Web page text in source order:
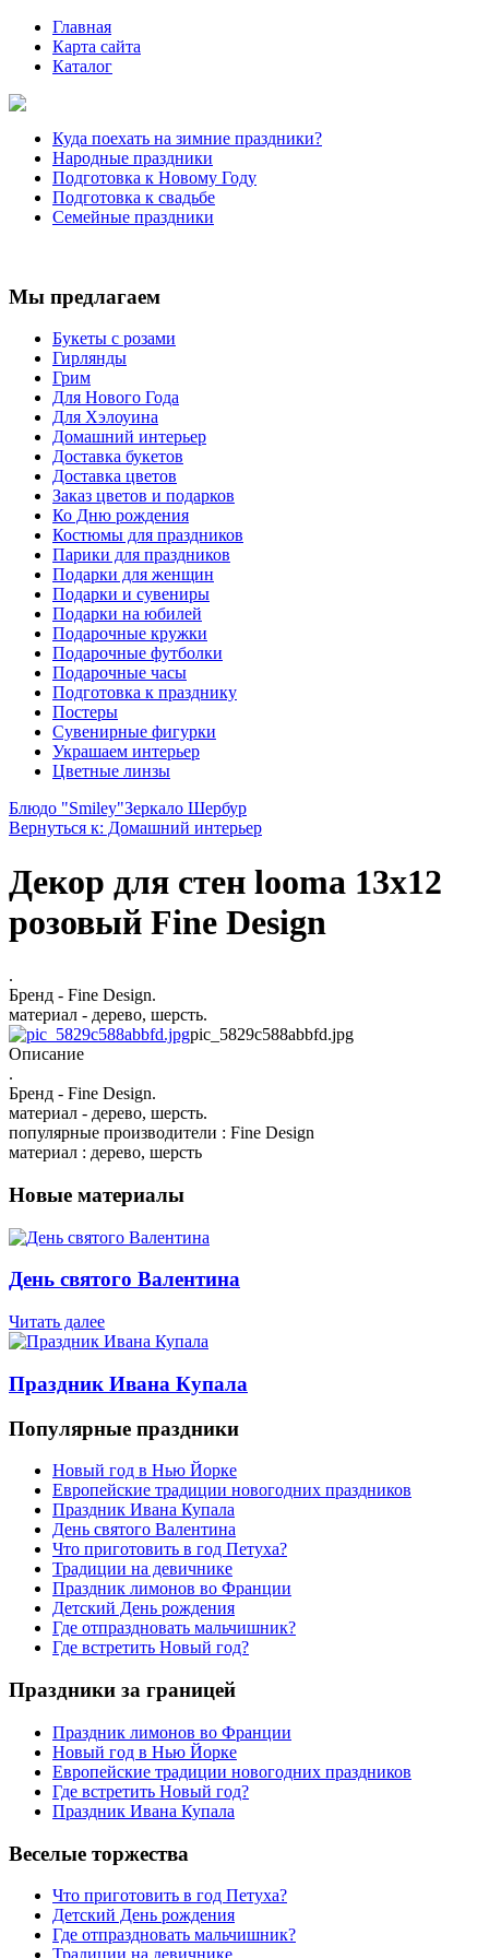
Главная
Карта сайта
Каталог
Куда поехать на зимние праздники?
Народные праздники
Подготовка к Новому Году
Подготовка к свадьбе
Семейные праздники
Мы предлагаем
Букеты с розами
Гирлянды
Грим
Для Нового Года
Для Хэлоуина
Домашний интерьер
Доставка букетов
Доставка цветов
Заказ цветов и подарков
Ко Дню рождения
Костюмы для праздников
Парики для праздников
Подарки для женщин
Подарки и сувениры
Подарки на юбилей
Подарочные кружки
Подарочные футболки
Подарочные часы
Подготовка к празднику
Постеры
Сувенирные фигурки
Украшаем интерьер
Цветные линзы
Блюдо "Smiley"Зеркало Шербур
Вернуться к: Домашний интерьер
Декор для стен looma 13x12
розовый Fine Design
.
Бренд - Fine Design.
материал - дерево, шерсть.
pic_5829c588abbfd.jpg
Описание
.
Бренд - Fine Design.
материал - дерево, шерсть.
популярные производители : Fine Design
материал : дерево, шерсть
Новые материалы
День святого Валентина
Читать далее
Праздник Ивана Купала
Популярные праздники
Новый год в Нью Йорке
Европейские традиции новогодних праздников
Праздник Ивана Купала
День святого Валентина
Что приготовить в год Петуха?
Традиции на девичнике
Праздник лимонов во Франции
Детский День рождения
Где отпраздновать мальчишник?
Где встретить Новый год?
Праздники за границей
Праздник лимонов во Франции
Новый год в Нью Йорке
Европейские традиции новогодних праздников
Где встретить Новый год?
Праздник Ивана Купала
Веселые торжества
Что приготовить в год Петуха?
Детский День рождения
Где отпраздновать мальчишник?